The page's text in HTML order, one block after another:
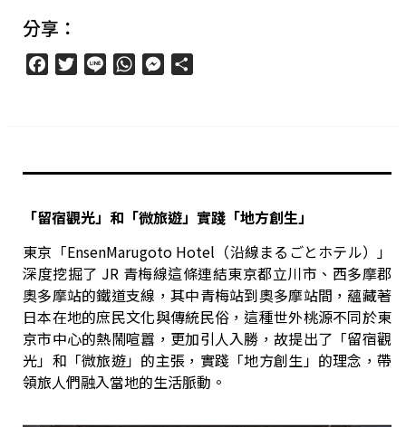
分享：
FacebookTwitter
Line WhatsAppMessenger
「留宿觀光」和「微旅遊」實踐「地方創生」
東京「EnsenMarugoto Hotel（沿線まるごとホテル）」
深度挖掘了 JR 青梅線這條連結東京都立川市、西多摩郡
奧多摩站的鐵道支線，其中青梅站到奧多摩站間，蘊藏著
日本在地的庶民文化與傳統民俗，這種世外桃源不同於東
京市中心的熱鬧喧囂，更加引人入勝，故提出了「留宿觀
光」和「微旅遊」的主張，實踐「地方創生」的理念，帶
領旅人們融入當地的生活脈動。